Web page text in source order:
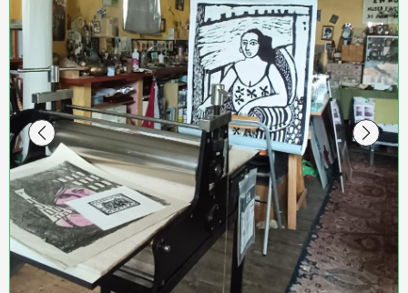
Tirage géant d'une petite linogravure